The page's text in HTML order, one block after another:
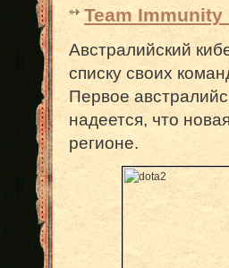
Team Immunity
Австралийский
списку своих
Первое
надеется, что
регионе.